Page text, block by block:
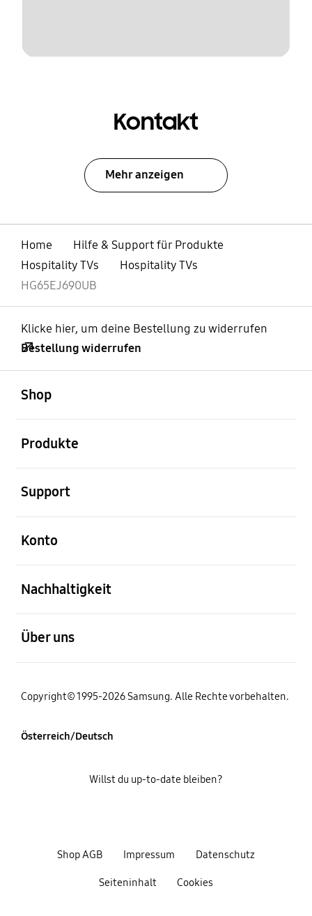
Kontakt
Mehr anzeigen
Home
Hilfe & Support für Produkte
Hospitality TVs
Hospitality TVs
HG65EJ690UB
Klicke hier, um deine Bestellung zu widerrufen
Bestellung widerrufen
Shop
Produkte
Support
Konto
Nachhaltigkeit
Über uns
Copyright© 1995-2026 Samsung. Alle Rechte vorbehalten.
Österreich/Deutsch
Shop AGB Impressum Datenschutz
Seiteninhalt Cookies
Willst du up-to-date bleiben?